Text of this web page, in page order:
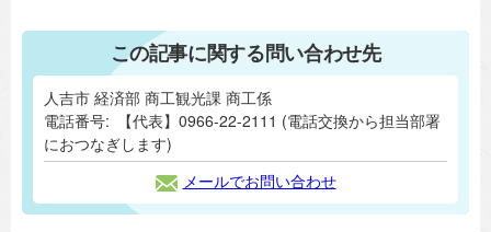
この記事に関する問い合わせ先
人吉市 経済部 商工観光課 商工係
電話番号:
【代表】0966-22-2111 (電話交換から担当部署
におつなぎします)
メールでお問い合わせ